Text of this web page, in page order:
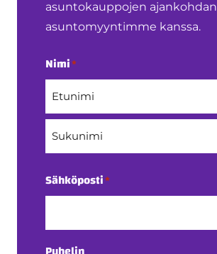
asuntokauppojen ajankohdan
asuntomyyntimme kanssa.
Nimi*
Etunimi
Sähköposti*